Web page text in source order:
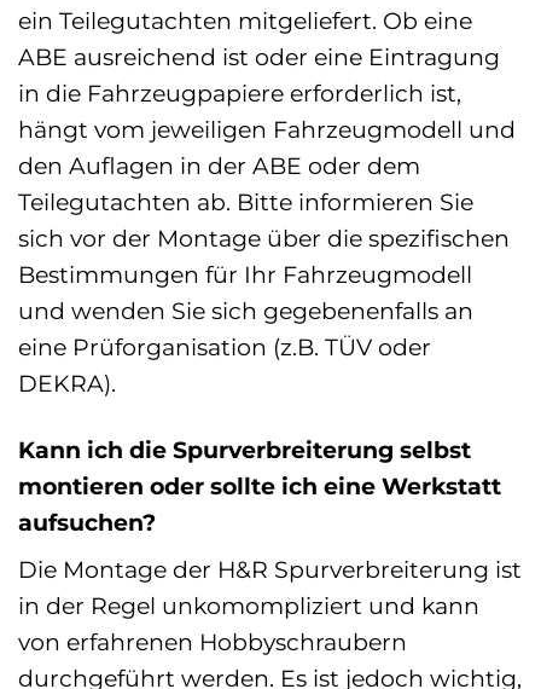
ein Teilegutachten mitgeliefert. Ob eine
ABE ausreichend ist oder eine Eintragung
in die Fahrzeugpapiere erforderlich ist,
hängt vom jeweiligen Fahrzeugmodell und
den Auflagen in der ABE oder dem
Teilegutachten ab. Bitte informieren Sie
sich vor der Montage über die spezifischen
Bestimmungen für Ihr Fahrzeugmodell
und wenden Sie sich gegebenenfalls an
eine Prüforganisation (z.B. TÜV oder
DEKRA).
Kann ich die Spurverbreiterung selbst
montieren oder sollte ich eine Werkstatt
aufsuchen?
Die Montage der H&R Spurverbreiterung ist
in der Regel unkomompliziert und kann
von erfahrenen Hobbyschraubern
durchgeführt werden. Es ist jedoch wichtig,